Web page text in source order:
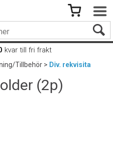
kvar till fri frakt
Tillbehör> Div. rekvisita
(2p)